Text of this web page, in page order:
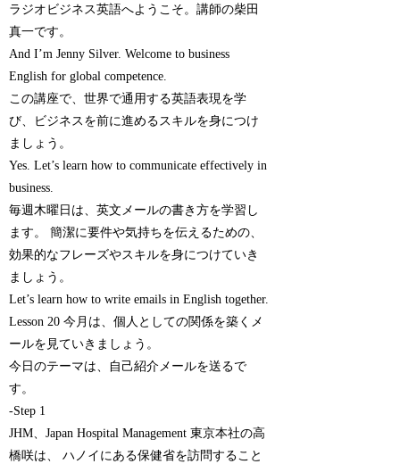
ラジオビジネス英語へようこそ。講師の柴田
真一です。
And I’m Jenny Silver. Welcome to business
English for global competence.
この講座で、世界で通用する英語表現を学
び、ビジネスを前に進めるスキルを身につけ
ましょう。
Yes. Let’s learn how to communicate effectively in
business.
毎週木曜日は、英文メールの書き方を学習し
ます。 簡潔に要件や気持ちを伝えるための、
効果的なフレーズやスキルを身につけていき
ましょう。
Let’s learn how to write emails in English together.
Lesson 20 今月は、個人としての関係を築くメ
ールを見ていきましょう。
今日のテーマは、自己紹介メールを送るで
す。
-Step 1
JHM、Japan Hospital Management 東京本社の高
橋咲は、 ハノイにある保健省を訪問すること